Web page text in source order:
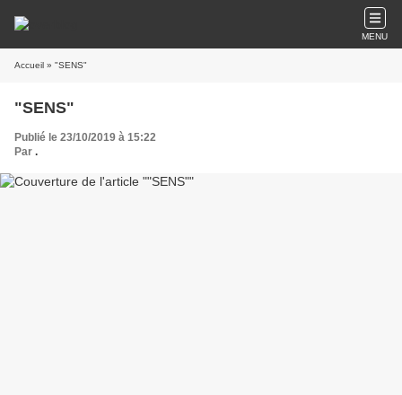
MENU
Accueil » "SENS"
"SENS"
Publié le 23/10/2019 à 15:22
Par .